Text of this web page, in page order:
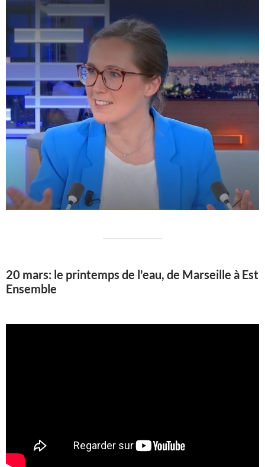
20 mars: le printemps de l'eau, de Marseille à Est
Ensemble